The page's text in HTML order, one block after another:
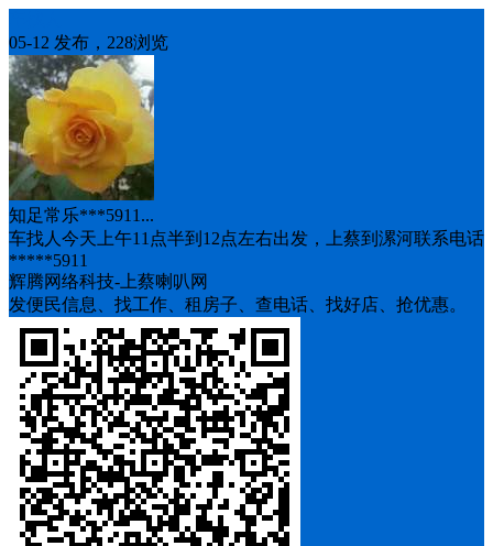
05-12 发布，228浏览
知足常乐***5911...
车找人今天上午11点半到12点左右出发，上蔡到漯河联系电话
*****5911
辉腾网络科技-上蔡喇叭网
发便民信息、找工作、租房子、查电话、找好店、抢优惠。